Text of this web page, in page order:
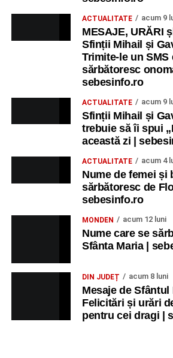
Evaluare Națională și Bacalaureat.
– Parcul Tineretului:
Alexandra Pamfilie și Școala
Ancuța Stănuș și grupul de
Trupa de Dansuri Săsești.
Ora 20.30– Parcul Tineretului:
„Străjerii Deltei”(România,
JOI, 27 AUGUST
Grădina Muzeului
Raica” Sebeș
Sărbătoarea Seniorilor
ACTUALITATE acum 9
MESAJE, URĂRI
Sfinții Mihail și
Trimite-le un SMS
sărbătoresc
sebesinfo.ro
ACTUALITATE acum 9
Sfinții Mihail și
trebuie să îi spui
această zi |
ACTUALITATE acum 4
Nume de femei și
sărbătoresc de
sebesinfo.ro
MONDEN acum 12 luni
Nume care se
Sfânta Maria |
DIN JUDEȚ acum 8 luni
Mesaje de Sfântul
Felicitări și urări
pentru cei dragi |